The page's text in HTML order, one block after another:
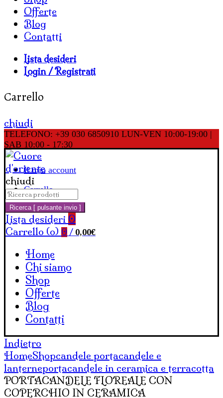
Offerte
Blog
Contatti
Lista desideri
Login / Registrati
Carrello
chiudi
TELEFONO: +39 030 6850910 LUN-VEN 10:00-19:00 |
SAB 10:00 - 17:30
Il mio account
Carrello
chiudi
Cerca:
Ricerca [ pulsante invio ]
Lista desideri 0
Carrello (o) 0 / 0,00€
Home
Chi siamo
Shop
Offerte
Blog
Contatti
Indietro
HomeShopcandele portacandele e
lanterneportacandele in ceramica e terracotta
PORTACANDELE FLOREALE CON
COPERCHIO IN CERAMICA